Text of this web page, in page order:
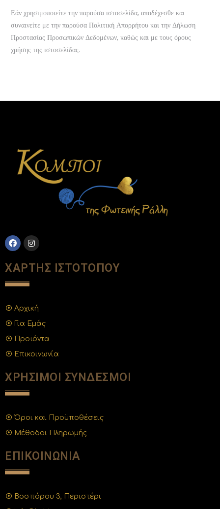
Εάν χρησιμοποιείτε την παρούσα ιστοσελίδα, αποδέχεσθε και
συναινείτε με την παρούσα Πολιτική Απορρήτου και την Δήλωση
Προστασίας Προσωπικών Δεδομένων, καθώς και με τους όρους
χρήσης της ιστοσελίδας.
ΧΑΡΤΗΣ ΙΣΤΟΤΟΠΟΥ
Αρχική
Για Εμάς
Προϊόντα
Επικοινωνία
ΧΡΗΣΙΜΟΙ ΣΥΝΔΕΣΜΟΙ
Όροι και Προϋποθέσεις
Μέθοδοι Πληρωμής
ΕΠΙΚΟΙΝΩΝΙΑ
Βοσπόρου 3, Περιστέρι